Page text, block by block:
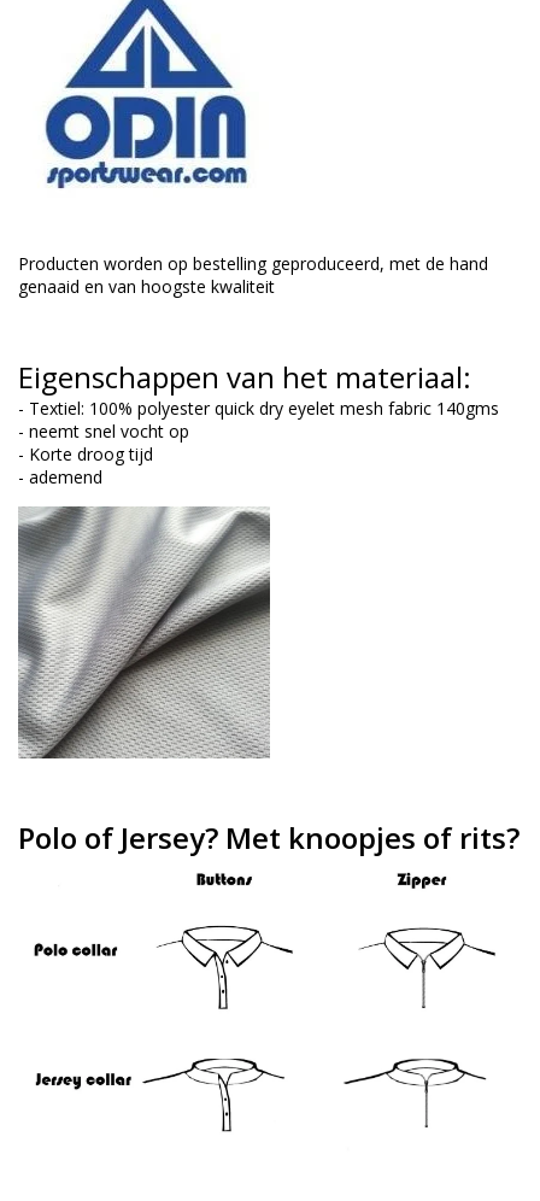
Producten worden op bestelling geproduceerd, met de hand
genaaid en van hoogste kwaliteit
Eigenschappen van het materiaal:
- Textiel: 100% polyester quick dry eyelet mesh fabric 140gms
- neemt snel vocht op
- Korte droog tijd
- ademend
Polo of Jersey? Met knoopjes of rits?